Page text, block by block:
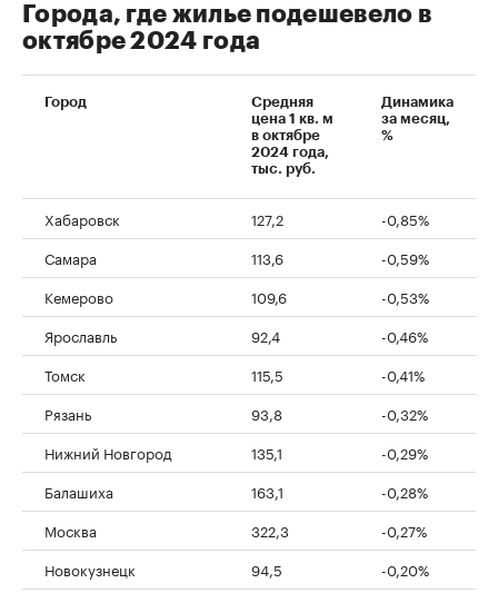
Города, где жилье подешевело в
октябре 2024 года
Город
Средняя
цена 1 кв. м
в октябре
2024 года,
тыс. руб.
Динамика
за месяц,
%
Хабаровск 127,2
-0,85%
Самара
113,6
-0,59%
Кемерово
109,6
-0,53%
Ярославль
92,4
-0,46%
Томск
115,5
-0,41%
Рязань
93,8
-0,32%
Нижний Новгород
135,1
-0,29%
Балашиха
163,1
-0,28%
Москва
322,3
-0,27%
Новокузнецк
94,5
-0,20%